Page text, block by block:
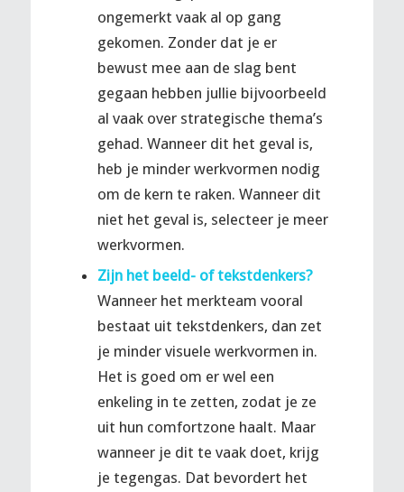
ongemerkt vaak al op gang
gekomen. Zonder dat je er
bewust mee aan de slag bent
gegaan hebben jullie bijvoorbeeld
al vaak over strategische thema’s
gehad. Wanneer dit het geval is,
heb je minder werkvormen nodig
om de kern te raken. Wanneer dit
niet het geval is, selecteer je meer
werkvormen.
Zijn het beeld- of tekstdenkers?
Wanneer het merkteam vooral
bestaat uit tekstdenkers, dan zet
je minder visuele werkvormen in.
Het is goed om er wel een
enkeling in te zetten, zodat je ze
uit hun comfortzone haalt. Maar
wanneer je dit te vaak doet, krijg
je tegengas. Dat bevordert het